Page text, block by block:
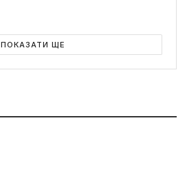
ПОКАЗАТИ ЩЕ